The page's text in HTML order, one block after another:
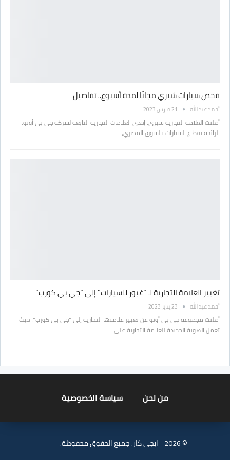
فحص سيارات شيري مجانًا لمدة أسبوع.. تفاصيل
أحمد عبد الله 21 مارس 2023
أعلنت العلامة التجارية شيري، إحدى العلامات التجارية التابعة لشركة جي بي أوتو،
الرائدة بقطاع السيارات بالسوق المصري،…
تغيير العلامة التجارية لـ “غبور للسيارات” إلى “جي بي كورب”
أحمد عبد الله 23 يناير 2023
أعلنت مجموعة جي بي أوتو عن تغيير علامتها التجارية إلى “جي بي كورب”، حيث
تعمل الهوية الجديدة للعلامة التجارية على…
من نحن سياسة الخصوصية
© 2026 - ايجي كار. جميع الحقوق محفوظة.